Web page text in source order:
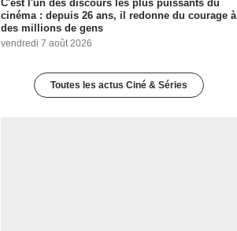
C'est l'un des discours les plus puissants du
cinéma : depuis 26 ans, il redonne du courage à
des millions de gens
vendredi 7 août 2026
Toutes les actus Ciné & Séries